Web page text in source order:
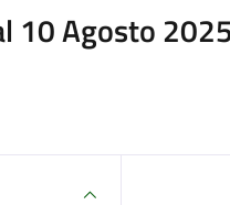
10 Agosto